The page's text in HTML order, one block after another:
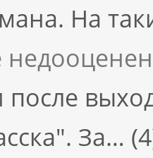
На
после
За…